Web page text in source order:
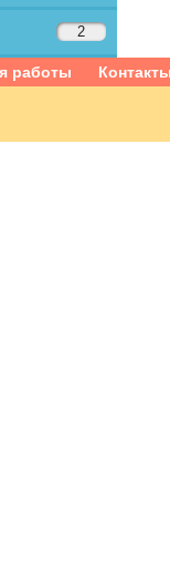
2
работы